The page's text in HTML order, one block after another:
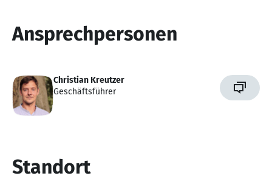
Ansprechpersonen
Christian Kreutzer
Geschäftsführer
Standort